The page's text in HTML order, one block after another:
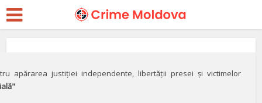
apărarea justiției independente, libertății presei și victimelor
Noi detalii despre fiul